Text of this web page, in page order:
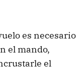
es necesario
el mando,
el